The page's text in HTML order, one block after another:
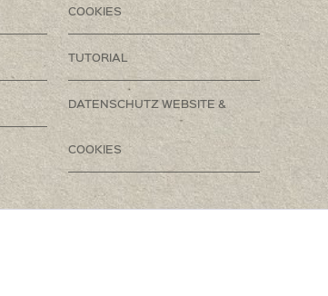
COOKIES
TUTORIAL
DATENSCHUTZ WEBSITE &
COOKIES